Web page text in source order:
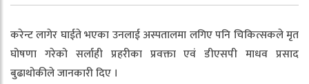
करेन्ट लागेर घाईते भएका उनलाई अस्पतालमा लगिए पनि चिकित्सकले मृत
घोषणा गरेको सर्लाही प्रहरीका प्रवक्ता एवं डीएसपी माधव प्रसाद
बुढाथोकीले जानकारी दिए ।